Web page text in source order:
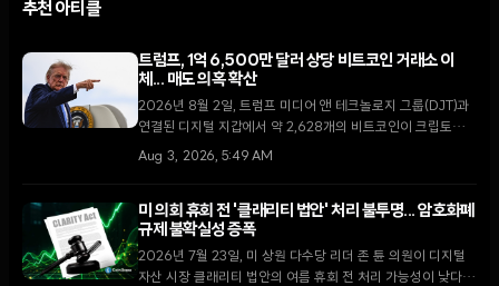
추천 아티클
트럼프, 1억 6,500만 달러 상당 비트코인 거래소 이
체... 매도 의혹 확산
2026년 8월 2일, 트럼프 미디어 앤 테크놀로지 그룹(DJT)과
연결된 디지털 지갑에서 약 2,628개의 비트코인이 크립토닷컴
거래소로 이동했다. 막대한 운영 손실을 기록 중인 가운데 이번
Aug 3, 2026, 5:49 AM
미 의회 휴회 전 '클래리티 법안' 처리 불투명... 암호화폐
규제 불확실성 증폭
2026년 7월 23일, 미 상원 다수당 리더 존 튠 의원이 디지털
자산 시장 클래리티 법안의 여름 휴회 전 처리 가능성이 낮다고